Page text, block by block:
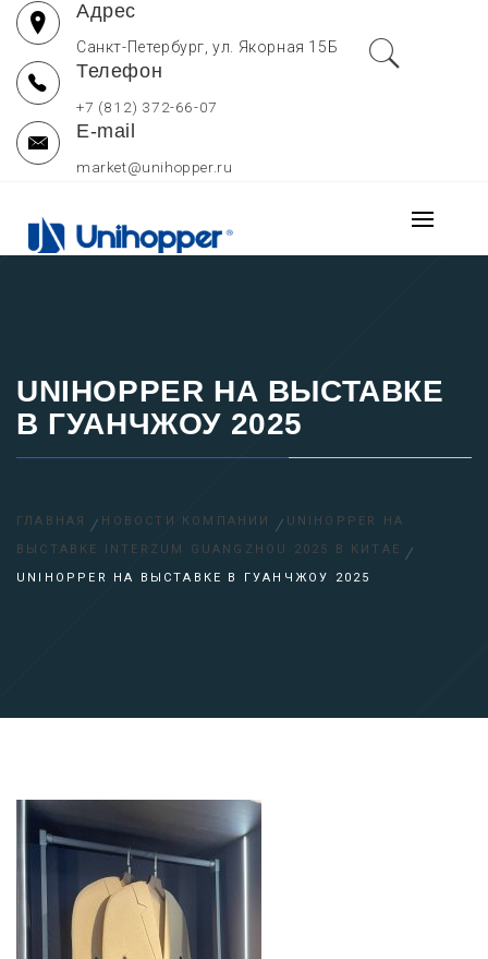
Перейти
содержимому
Адрес
Санкт-Петербург, ул. Якорная 15Б
Телефон
+7 (812) 372-66-07
E-mail
market@unihopper.ru
UNIHOPPER РОССИЯ
МЕБЕЛЬНЫЕ
Основное
меню
UNIHOPPER НА ВЫСТАВКЕ
В ГУАНЧЖОУ 2025
ГЛАВНАЯ НОВОСТИ КОМПАНИИ
UNIHOPPER НА
ВЫСТАВКЕ INTERZUM GUANGZHOU 2025 В КИТАЕ
UNIHOPPER НА ВЫСТАВКЕ В ГУАНЧЖОУ 2025